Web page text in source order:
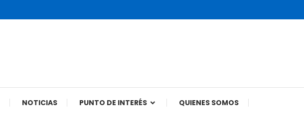
NOTICIAS PUNTO DE INTERÉS QUIENES SOMOS